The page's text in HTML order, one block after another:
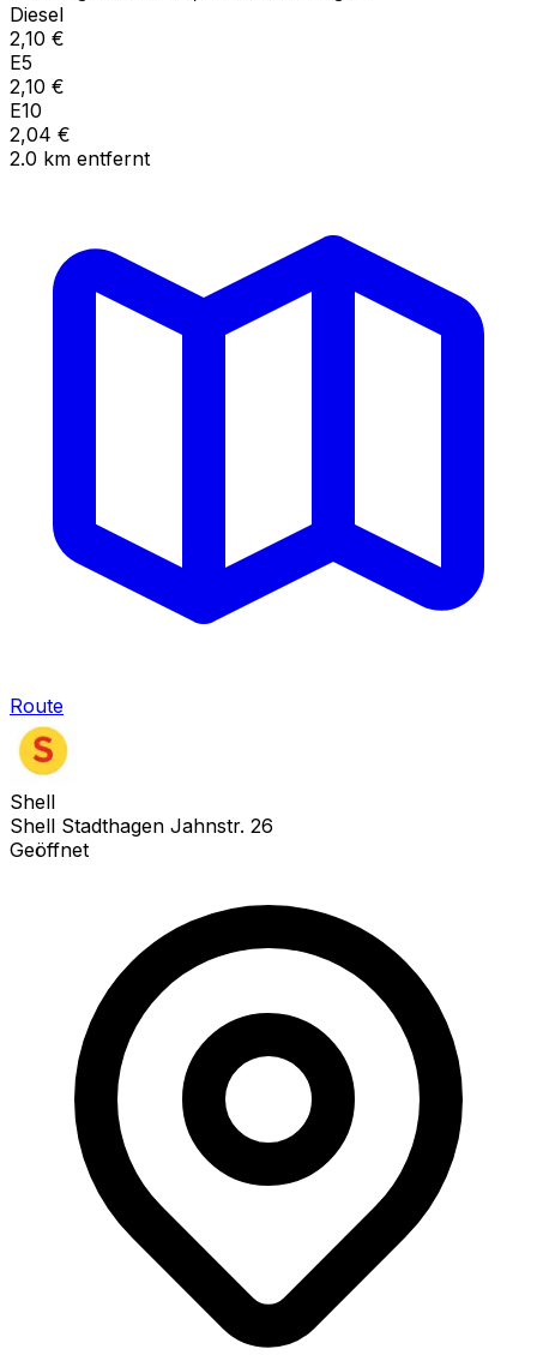
Diesel
2,10 €
E5
2,10 €
E10
2,04 €
2.0 km entfernt
Route
Shell
Shell Stadthagen Jahnstr. 26
Geöffnet